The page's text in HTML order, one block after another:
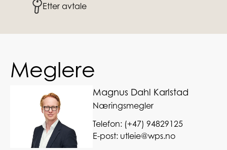
Etter avtale
Meglere
Magnus Dahl Karlstad
Næringsmegler
Telefon: (+47) 94829125
E-post: utleie@wps.no